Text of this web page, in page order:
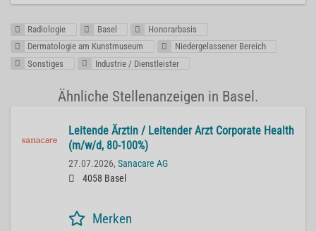
Radiologie Basel
Honorarbasis
Dermatologie am Kunstmuseum
Niedergelassener Bereich
Sonstiges
Industrie / Dienstleister
Ähnliche Stellenanzeigen in Basel.
Lei­ten­de Ärz­tin / Lei­ten­der Arzt Cor­po­ra­te He­alth
(m/w/d, 80-100%)
27.07.2026, Sanacare AG
4058 Basel
Merken